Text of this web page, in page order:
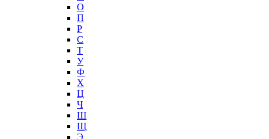
О
П
Р
С
Т
У
Ф
Х
Ц
Ч
Ш
Щ
Э